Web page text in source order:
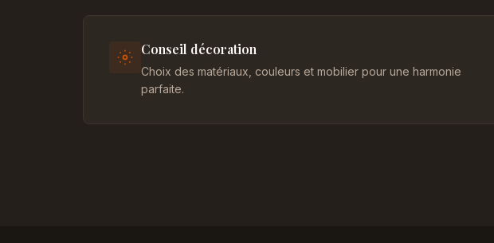
Conseil décoration
Choix des matériaux, couleurs et mobilier pour une harmonie
parfaite.